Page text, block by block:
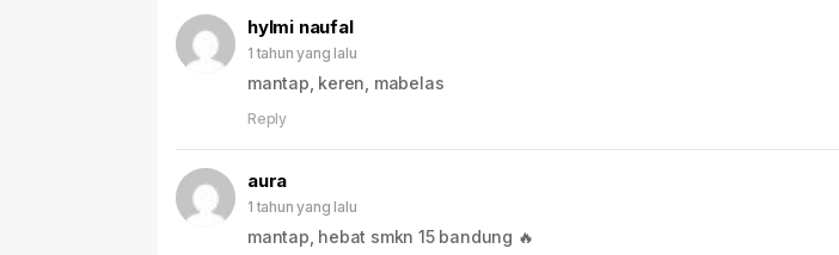
hylmi naufal
1 tahun yang lalu
mantap, keren, mabelas
Reply
aura
1 tahun yang lalu
mantap, hebat smkn 15 bandung 🔥